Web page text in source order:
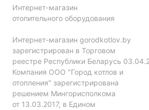
Интернет-магазин
отопительного оборудования
Интернет-магазин gorodkotlov.by
зарегистрирован в Торговом
реестре Республики Беларусь
Компания ООО "Город котлов и
отопления" зарегистрирована
решением Мингорисполкома
от 13.03.2017, в Едином